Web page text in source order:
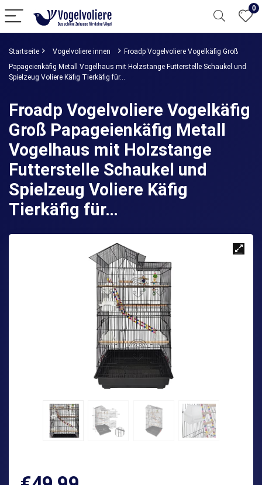
0
Startseite Vogelvoliere innen
Froadp Vogelvoliere Vogelkäfig Groß
Papageienkäfig Metall Vogelhaus mit Holzstange Futterstelle Schaukel und
Spielzeug Voliere Käfig Tierkäfig für…
Froadp Vogelvoliere Vogelkäfig
Groß Papageienkäfig Metall
Vogelhaus mit Holzstange
Futterstelle Schaukel und
Spielzeug Voliere Käfig
Tierkäfig für…